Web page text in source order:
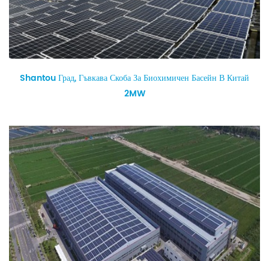
Shantou Град, Гъвкава Скоба За Биохимичен Басейн В Китай
2MW